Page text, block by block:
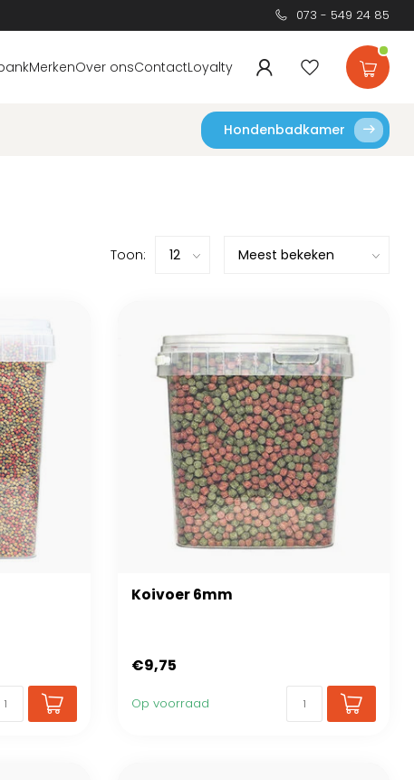
073 - 549 24 85
MerkenOver onsContactLoyalty
Hondenbadkamer
Toon:
Koivoer 6mm
€9,75
Op voorraad